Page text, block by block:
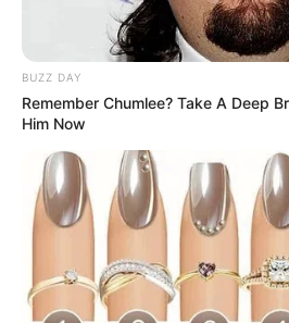
BUZZ DAY
Remember Chumlee? Take A Deep
Him Now